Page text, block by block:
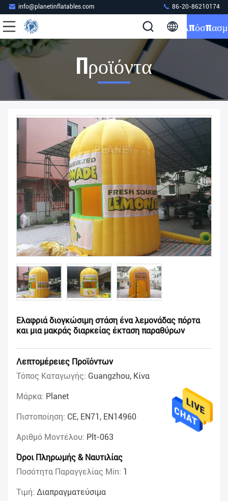
info@planetinflatables.com 86-20-86210174
Προϊόντα
Ελαφριά διογκώσιμη στάση ένα λεμονάδας πόρτα
και μια μακράς διαρκείας έκταση παραθύρων
Λεπτομέρειες Προϊόντων
Τόπος Καταγωγής: Guangzhou, Κίνα
Μάρκα: Planet
Πιστοποίηση: CE, EN71, EN14960
Αριθμό Μοντέλου: Plt-063
Όροι Πληρωμής & Ναυτιλίας
Ποσότητα Παραγγελίας Min: 1
Τιμή: Διαπραγματεύσιμα